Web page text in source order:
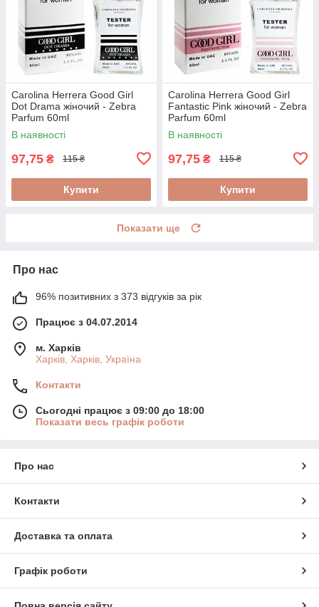
Carolina Herrera Good Girl
Dot Drama жіночий - Zebra
Parfum 60ml
В наявності
97,75 ₴ 115 ₴
Купити
Carolina Herrera Good Girl
Fantastic Pink жіночий - Zebra
Parfum 60ml
В наявності
97,75 ₴ 115 ₴
Купити
Показати ще
Про нас
96% позитивних з 373 відгуків за рік
Працює з 04.07.2014
м. Харків
Харків, Харків, Україна
Контакти
Сьогодні працює з 09:00 до 18:00
Показати весь графік роботи
Про нас
Контакти
Доставка та оплата
Графік роботи